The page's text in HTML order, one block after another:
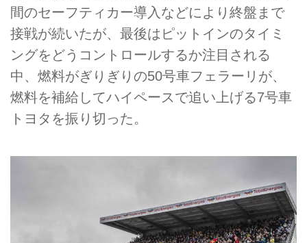
間のセーフティカー導入などにより終盤まで
接戦が続いたが、最後はピットインのタイミ
ングをどうコントロールするか注目される
中、燃料がぎりぎりの50号車フェラーリが、
燃料を補給してハイペースで追い上げる7号車
トヨタを振り切った。